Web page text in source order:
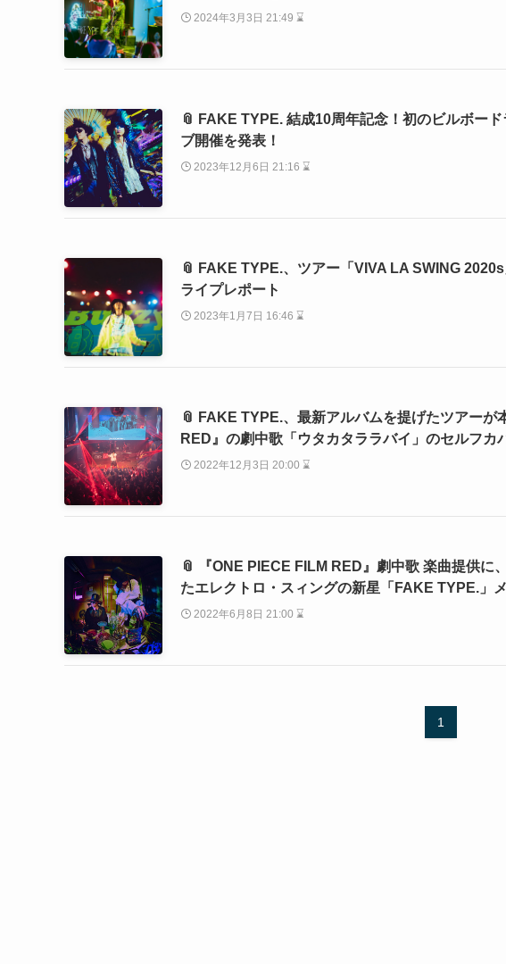
2024年3月3日 21:49 ⌛
📎 FAKE TYPE. 結成10周年記念！初のビルボード
ブ開催を発表！
2023年12月6日 21:16 ⌛
📎 FAKE TYPE.、ツアー「VIVA LA SWING
ライプレポート
2023年1月7日 16:46 ⌛
📎 FAKE TYPE.、最新アルバムを提げたツアー
RED』の劇中歌「ウタカタララバイ」のセルフカ
2022年12月3日 20:00 ⌛
📎 『ONE PIECE FILM RED』劇中歌 楽曲提供に
たエレクトロ・スィングの新星「FAKE TYPE.」
2022年6月8日 21:00 ⌛
1